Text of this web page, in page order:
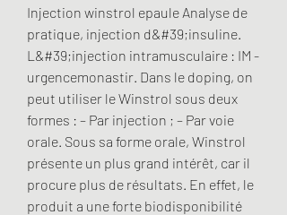
Injection winstrol epaule Analyse de
pratique, injection d&#39;insuline.
L&#39;injection intramusculaire : IM -
urgencemonastir. Dans le doping, on
peut utiliser le Winstrol sous deux
formes : – Par injection ; – Par voie
orale. Sous sa forme orale, Winstrol
présente un plus grand intérêt, car il
procure plus de résultats. En effet, le
produit a une forte biodisponibilité